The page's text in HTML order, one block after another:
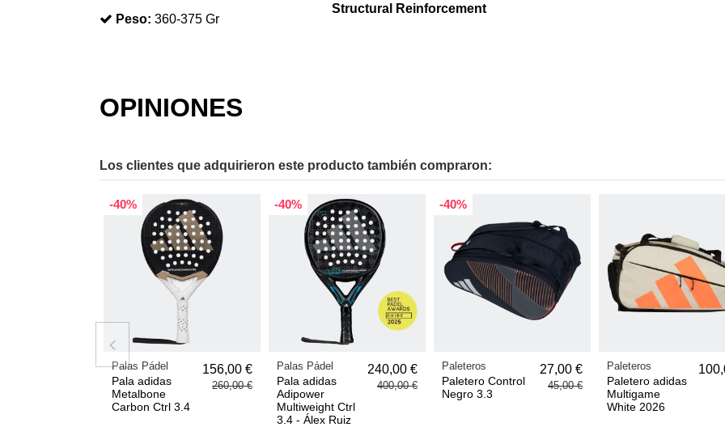
Peso: 360-375 Gr
Structural Reinforcement
OPINIONES
Los clientes que adquirieron este producto también compraron:
-40%
Palas Pádel
Pala adidas
Metalbone
Carbon Ctrl 3.4
156,00 €
260,00 €
-40%
Palas Pádel
Pala adidas
Adipower
Multiweight Ctrl
3.4 - Álex Ruiz
240,00 €
400,00 €
-40%
Paleteros
Paletero Control
Negro 3.3
27,00 €
45,00 €
Paleteros
Paletero adidas
Multigame
White 2026